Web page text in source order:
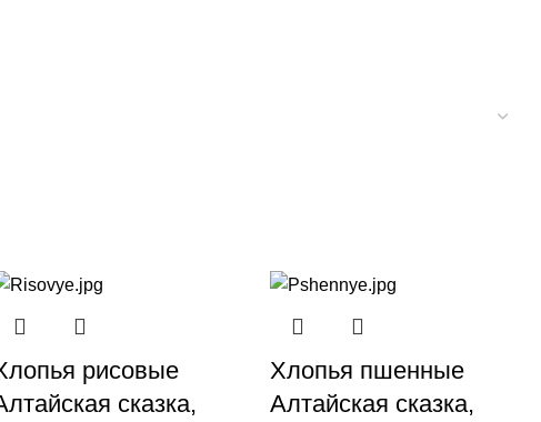
рисовые
сказка,
Хлопья пшенные
Алтайская сказка,